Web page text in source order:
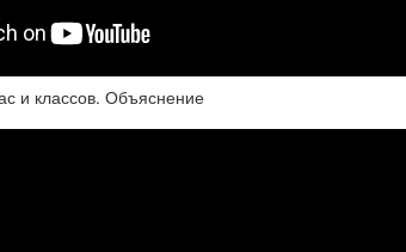
и классов. Объяснение